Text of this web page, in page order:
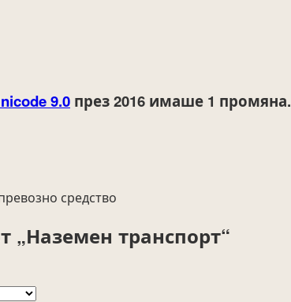
9.0 през 2016 имаше 1 промяна.
средство
транспорт“